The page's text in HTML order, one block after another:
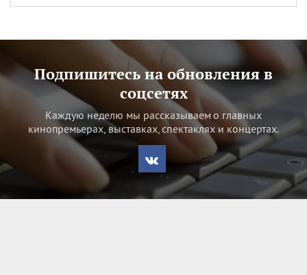
Подпишитесь на обновления в
соцсетях
Каждую неделю мы рассказываем о главных
кинопремьерах, выставках, спектаклях и концертах.